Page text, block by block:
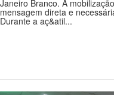
Janeiro Branco. A
mensagem direta e
Durante a aç&atil...